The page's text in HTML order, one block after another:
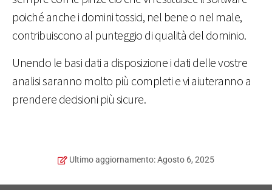
poiché anche i domini tossici, nel bene o nel male,
contribuiscono al punteggio di qualità del dominio.
Unendo le basi dati a disposizione i dati delle vostre
analisi saranno molto più completi e vi aiuteranno a
prendere decisioni più sicure.
Ultimo aggiornamento: Agosto 6, 2025